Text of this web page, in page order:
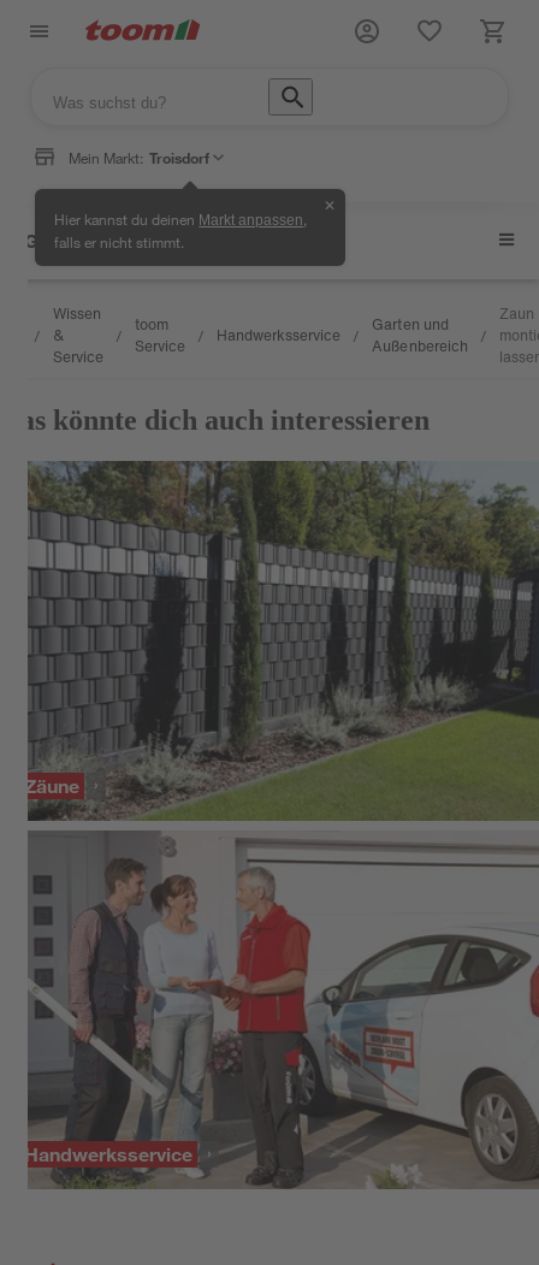
Mein Markt: Troisdorf
Hier kannst du deinen Markt anpassen
falls er nicht stimmt.
✕
Garten und Außenbereich
/
Wissen
&
Service
/
toom
Service
/ Handwerksservice /
Garten und
Außenbereich
/
Zaun
Das könnte dich auch interessieren
Zäune
Handwerksservice